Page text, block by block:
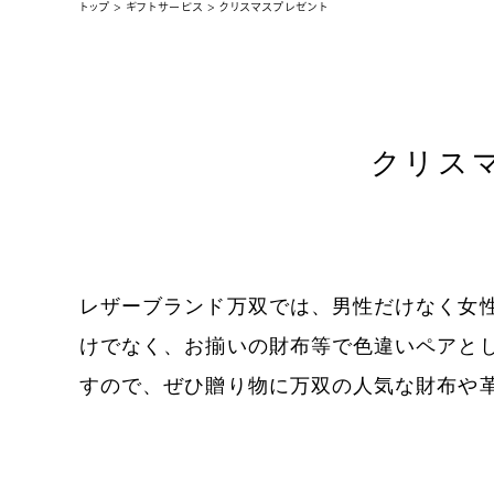
トップ ギフトサービス クリスマスプレゼント
クリス
レザーブランド万双では、男性だけなく女
けでなく、お揃いの財布等で色違いペアと
すので、ぜひ贈り物に万双の人気な財布や